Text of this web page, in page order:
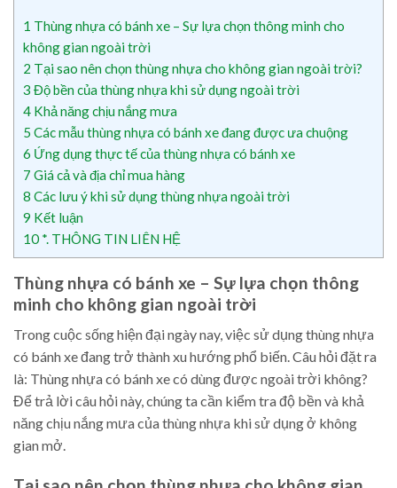
1 Thùng nhựa có bánh xe – Sự lựa chọn thông minh cho
không gian ngoài trời
2 Tại sao nên chọn thùng nhựa cho không gian ngoài trời?
3 Độ bền của thùng nhựa khi sử dụng ngoài trời
4 Khả năng chịu nắng mưa
5 Các mẫu thùng nhựa có bánh xe đang được ưa chuộng
6 Ứng dụng thực tế của thùng nhựa có bánh xe
7 Giá cả và địa chỉ mua hàng
8 Các lưu ý khi sử dụng thùng nhựa ngoài trời
9 Kết luận
10 *. THÔNG TIN LIÊN HỆ
Thùng nhựa có bánh xe – Sự lựa chọn thông
minh cho không gian ngoài trời
Trong cuộc sống hiện đại ngày nay, việc sử dụng thùng nhựa
có bánh xe đang trở thành xu hướng phổ biến. Câu hỏi đặt ra
là: Thùng nhựa có bánh xe có dùng được ngoài trời không?
Để trả lời câu hỏi này, chúng ta cần kiểm tra độ bền và khả
năng chịu nắng mưa của thùng nhựa khi sử dụng ở không
gian mở.